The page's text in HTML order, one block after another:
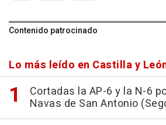
Contenido patrocinado
Lo más leído en Castilla y
Cortadas la AP-6 y la N-6
Navas de San Antonio